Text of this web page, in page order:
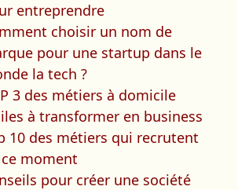
entreprendre
choisir un nom de
pour une startup dans le
la tech ?
3 des métiers à domicile
à transformer en business
10 des métiers qui recrutent
moment
pour créer une société